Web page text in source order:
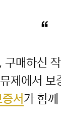
“
구매하신
서